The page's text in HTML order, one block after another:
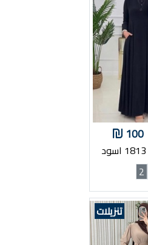
100
2
تنزيلات